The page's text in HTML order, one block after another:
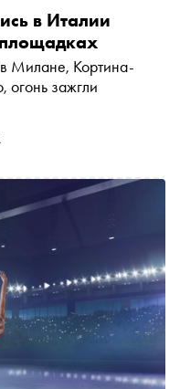
в Италии
Милане, Кортина-
огонь зажгли